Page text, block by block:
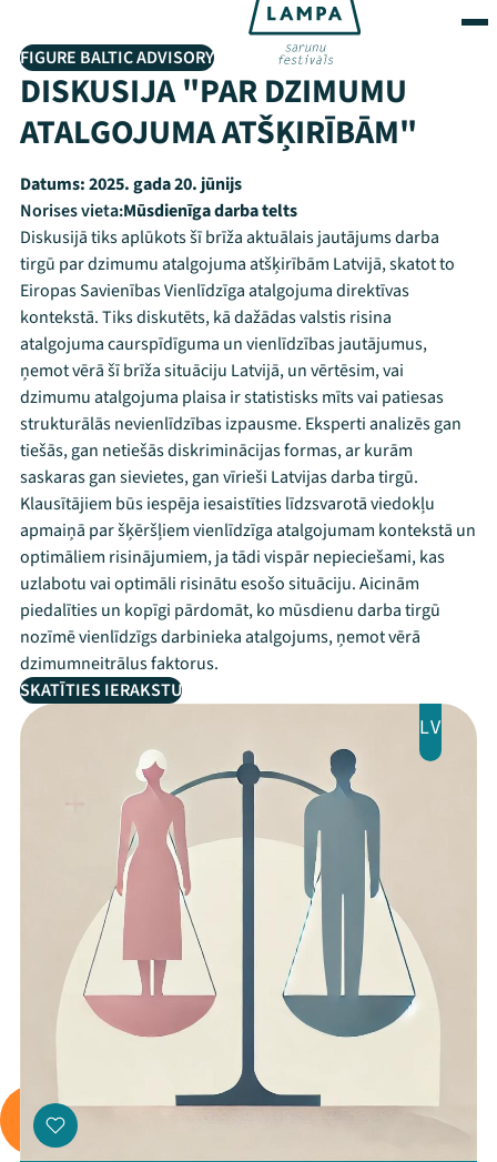
FIGURE BALTIC ADVISORY
DISKUSIJA "PAR DZIMUMU
ATALGOJUMA ATŠĶIRĪBĀM"
Datums:2025. gada 20. jūnijs
Norises vieta:Mūsdienīga darba telts
Diskusijā tiks aplūkots šī brīža aktuālais jautājums darba
tirgū par dzimumu atalgojuma atšķirībām Latvijā, skatot to
Eiropas Savienības Vienlīdzīga atalgojuma direktīvas
kontekstā. Tiks diskutēts, kā dažādas valstis risina
atalgojuma caurspīdīguma un vienlīdzības jautājumus,
ņemot vērā šī brīža situāciju Latvijā, un vērtēsim, vai
dzimumu atalgojuma plaisa ir statistisks mīts vai patiesas
strukturālās nevienlīdzības izpausme. Eksperti analizēs gan
tiešās, gan netiešās diskriminācijas formas, ar kurām
saskaras gan sievietes, gan vīrieši Latvijas darba tirgū.
Klausītājiem būs iespēja iesaistīties līdzsvarotā viedokļu
apmaiņā par šķēršļiem vienlīdzīga atalgojumam kontekstā un
optimāliem risinājumiem, ja tādi vispār nepieciešami, kas
uzlabotu vai optimāli risinātu esošo situāciju. Aicinām
piedalīties un kopīgi pārdomāt, ko mūsdienu darba tirgū
nozīmē vienlīdzīgs darbinieka atalgojums, ņemot vērā
dzimumneitrālus faktorus.
SKATĪTIES IERAKSTU
LV